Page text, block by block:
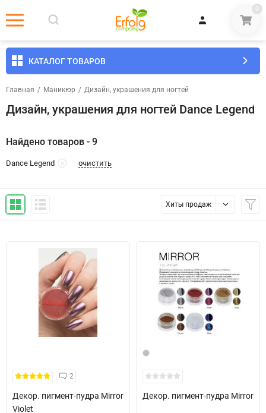
0
КАТАЛОГ ТОВАРОВ
Главная / Маникюр / Дизайн, украшения для ногтей
Дизайн, украшения для ногтей Dance Legend
Найдено товаров - 9
Dance Legend очистить
Хиты продаж
2
Декор. пигмент-пудра Mirror
Violet
Декор. пигмент-пудра Mirror